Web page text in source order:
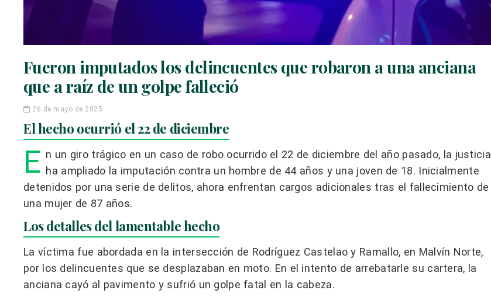
Fueron imputados los delincuentes que robaron a una anciana
que a raíz de un golpe falleció
26 de mayo de 2025
El hecho ocurrió el 22 de diciembre
E n un giro trágico en un caso de robo ocurrido el 22 de diciembre del año pasado, la justicia
ha ampliado la imputación contra un hombre de 44 años y una joven de 18. Inicialmente
detenidos por una serie de delitos, ahora enfrentan cargos adicionales tras el fallecimiento de
una mujer de 87 años.
Los detalles del lamentable hecho
La víctima fue abordada en la intersección de Rodríguez Castelao y Ramallo, en Malvín Norte,
por los delincuentes que se desplazaban en moto. En el intento de arrebatarle su cartera, la
anciana cayó al pavimento y sufrió un golpe fatal en la cabeza.